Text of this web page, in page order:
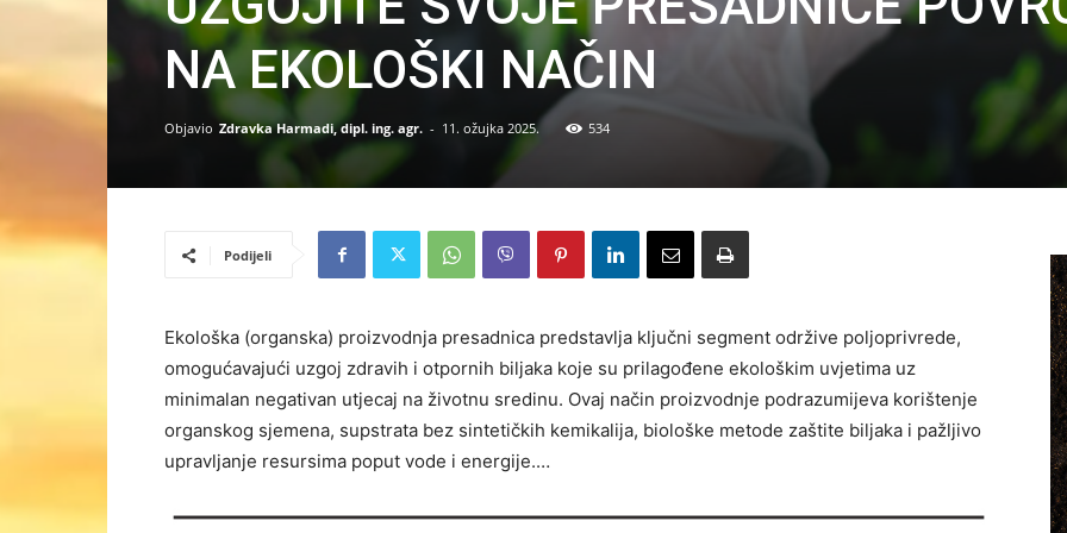
NA EKOLOŠKI NAČIN
Objavio Zdravka Harmadi, dipl. ing. agr. - 11. ožujka 2025. 534
Podijeli
Ekološka (organska) proizvodnja presadnica predstavlja ključni segment održive poljoprivrede,
omogućavajući uzgoj zdravih i otpornih biljaka koje su prilagođene ekološkim uvjetima uz
minimalan negativan utjecaj na životnu sredinu. Ovaj način proizvodnje podrazumijeva korištenje
organskog sjemena, supstrata bez sintetičkih kemikalija, biološke metode zaštite biljaka i pažljivo
upravljanje resursima poput vode i energije.…